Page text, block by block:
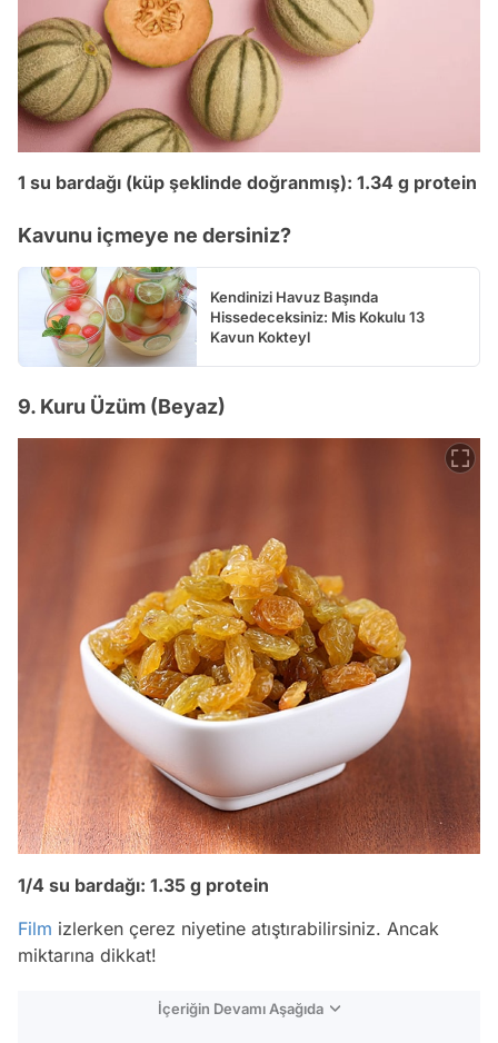
1 su bardağı (küp şeklinde doğranmış): 1.34 g protein
Kavunu içmeye ne dersiniz?
Kendinizi Havuz Başında
Hissedeceksiniz: Mis Kokulu 13
Kavun Kokteyl
9. Kuru Üzüm (Beyaz)
1/4 su bardağı: 1.35 g protein
Film izlerken çerez niyetine atıştırabilirsiniz. Ancak
miktarına dikkat!
İçeriğin Devamı Aşağıda